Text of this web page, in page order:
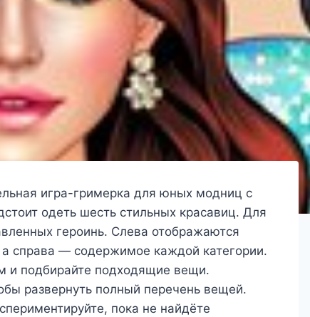
игра-гримерка для юных модниц с
одеть шесть стильных красавиц. Для
героинь. Слева отображаются
а справа — содержимое каждой категории.
и подбирайте подходящие вещи.
развернуть полный перечень вещей.
пока не найдёте